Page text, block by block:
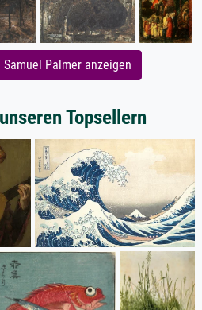
Samuel Palmer anzeigen
Topsellern